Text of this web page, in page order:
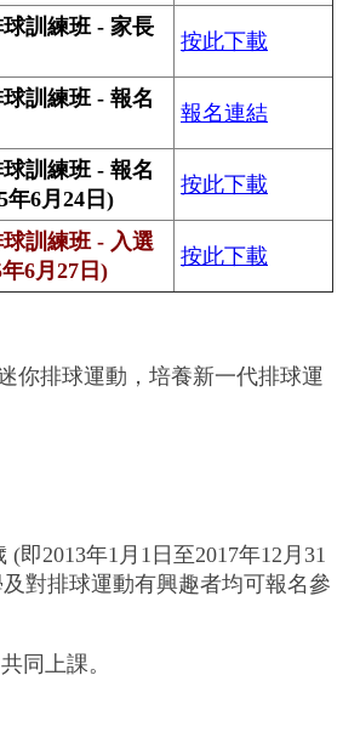
訓練班 - 家長
按此下載
訓練班 - 報名
報名連結
訓練班 - 報名
年6月24日)
按此下載
訓練班 - 入選
6月27日)
按此下載
你排球運動，培養新一代排球運
(即2013年1月1日至2017年12月31
對排球運動有興趣者均可報名參
同上課。